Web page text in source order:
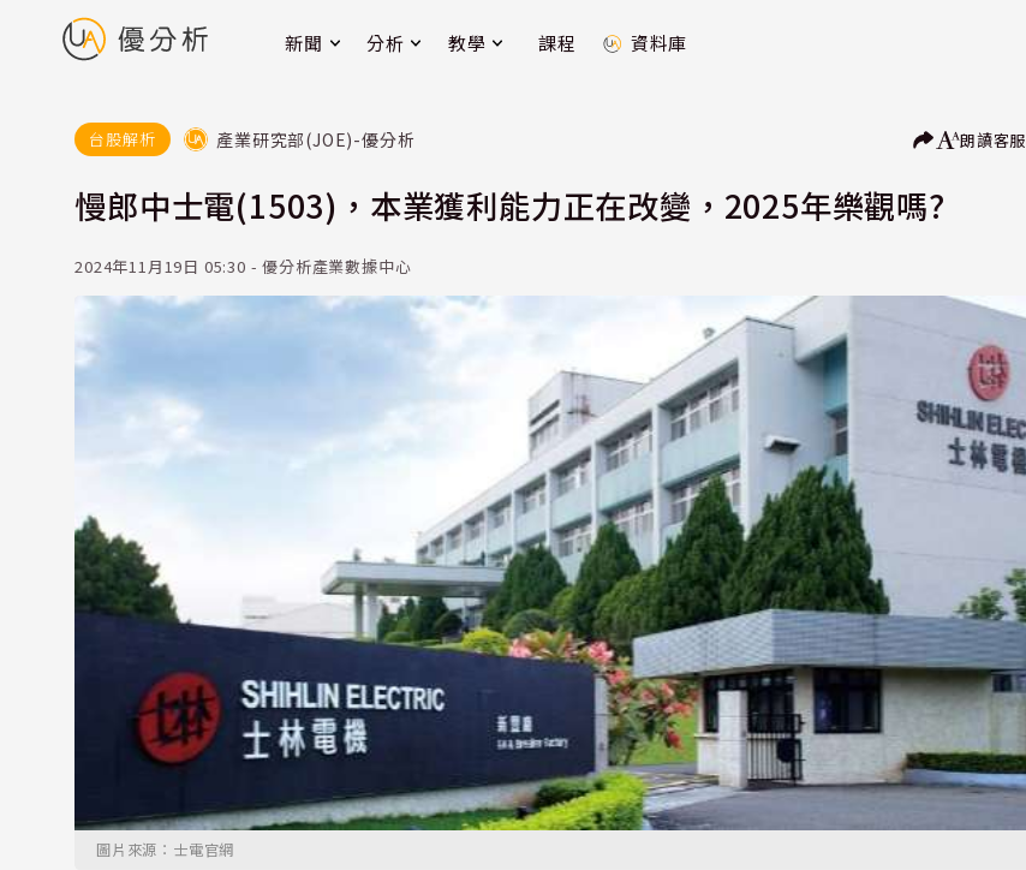
新聞 分析 教學 課程 資料庫
台股解析 產業研究部(JOE)-優分析 朗讀客服
慢郎中士電(1503)，本業獲利能力正在改變，2025年樂觀嗎?
2024年11月19日 05:30 - 優分析產業數據中心
圖片來源：士電官網